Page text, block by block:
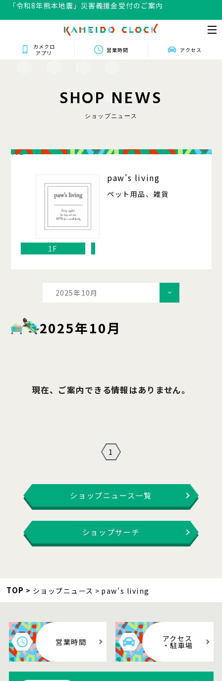
「令和8年熊本地震」災害義援金受付のご案内
カメクロ
アプリ
営業時間 アクセス
SHOP NEWS
ショップニュース
102
paw's living
ペット用品、雑貨
1F
2025年10月
2025年10月
現在、ご案内できる情報はありません。
1
ショップニュース一覧
ショップサーチ
TOP ショップニュース paw's living
営業時間 アクセス
・駐車場